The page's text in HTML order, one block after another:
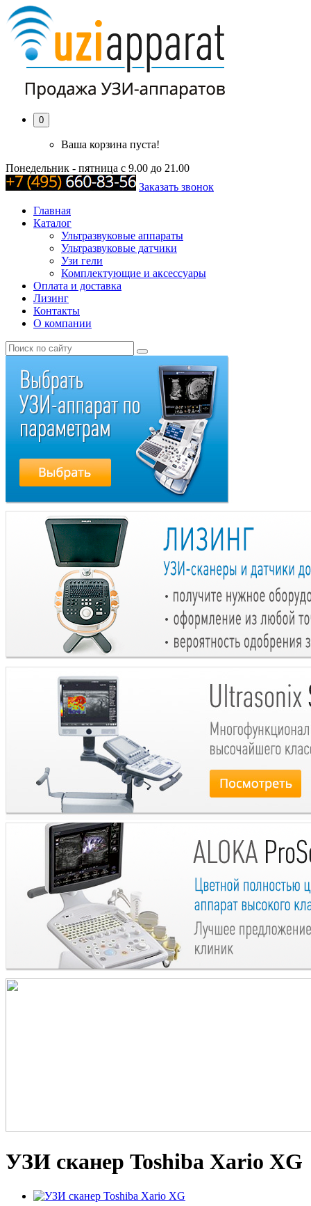
0
Ваша корзина пуста!
Понедельник - пятница с 9.00 до 21.00
Заказать звонок
Главная
Каталог
Ультразвуковые аппараты
Ультразвуковые датчики
Узи гели
Комплектующие и аксессуары
Оплата и доставка
Лизинг
Контакты
О компании
УЗИ сканер Toshiba Xario XG